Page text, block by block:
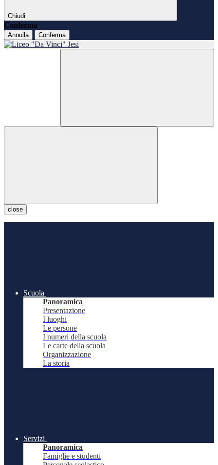
Chiudi
Conferma
Annulla Conferma
close
Scuola
Panoramica
Presentazione
I luoghi
Le persone
I numeri della scuola
Le carte della scuola
Organizzazione
La storia
Servizi
Panoramica
Famiglie e studenti